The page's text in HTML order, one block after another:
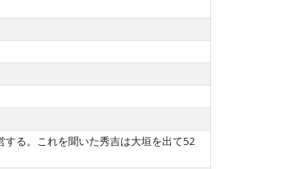
る。これを聞いた秀吉は大垣を出て52